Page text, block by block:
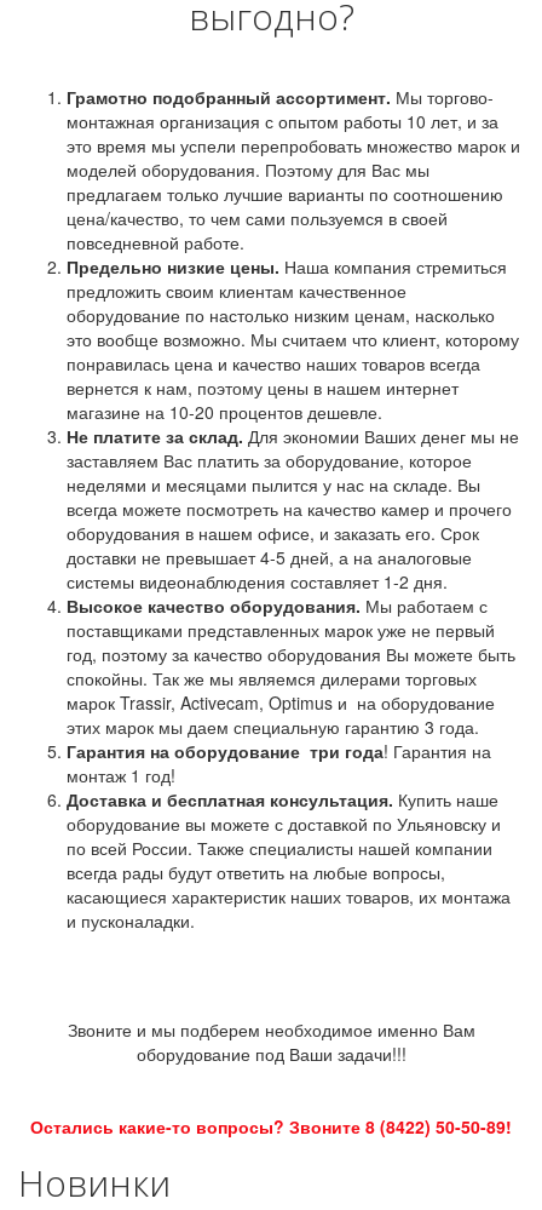
выгодно?
Грамотно подобранный ассортимент. Мы торгово-
монтажная организация с опытом работы 10 лет, и за
это время мы успели перепробовать множество марок и
моделей оборудования. Поэтому для Вас мы
предлагаем только лучшие варианты по соотношению
цена/качество, то чем сами пользуемся в своей
повседневной работе.
Предельно низкие цены. Наша компания стремиться
предложить своим клиентам качественное
оборудование по настолько низким ценам, насколько
это вообще возможно. Мы считаем что клиент, которому
понравилась цена и качество наших товаров всегда
вернется к нам, поэтому цены в нашем интернет
магазине на 10-20 процентов дешевле.
Не платите за склад. Для экономии Ваших денег мы не
заставляем Вас платить за оборудование, которое
неделями и месяцами пылится у нас на складе. Вы
всегда можете посмотреть на качество камер и прочего
оборудования в нашем офисе, и заказать его. Срок
доставки не превышает 4-5 дней, а на аналоговые
системы видеонаблюдения составляет 1-2 дня.
Высокое качество оборудования. Мы работаем с
поставщиками представленных марок уже не первый
год, поэтому за качество оборудования Вы можете быть
спокойны. Так же мы являемся дилерами торговых
марок Trassir, Activecam, Optimus и на оборудование
этих марок мы даем специальную гарантию 3 года.
Гарантия на оборудование три года! Гарантия на
монтаж 1 год!
Доставка и бесплатная консультация. Купить наше
оборудование вы можете с доставкой по Ульяновску и
по всей России. Также специалисты нашей компании
всегда рады будут ответить на любые вопросы,
касающиеся характеристик наших товаров, их монтажа
и пусконаладки.
Звоните и мы подберем необходимое именно Вам
оборудование под Ваши задачи!!!
Остались какие-то вопросы? Звоните 8 (8422) 50-50-89!
Новинки